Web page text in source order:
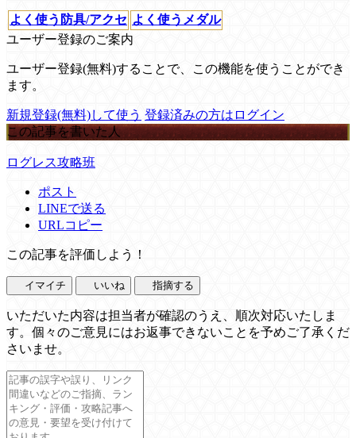
よく使う防具/アクセ よく使うメダル
ユーザー登録のご案内
ユーザー登録(無料)することで、この機能を使うことができ
ます。
新規登録(無料)して使う 登録済みの方はログイン
この記事を書いた人
ログレス攻略班
ポスト
LINEで送る
URLコピー
この記事を評価しよう！
イマイチ いいね 指摘する
いただいた内容は担当者が確認のうえ、順次対応いたしま
す。個々のご意見にはお返事できないことを予めご了承くだ
さいませ。